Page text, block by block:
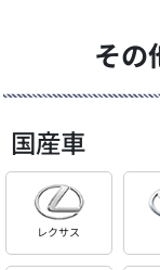
その
国産車
レクサス